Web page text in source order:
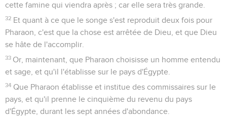
cette famine qui viendra après ; car elle sera très grande.
32 Et quant à ce que le songe s'est reproduit deux fois pour
Pharaon, c'est que la chose est arrêtée de Dieu, et que Dieu
se hâte de l'accomplir.
33 Or, maintenant, que Pharaon choisisse un homme entendu
et sage, et qu'il l'établisse sur le pays d'Égypte.
34 Que Pharaon établisse et institue des commissaires sur le
pays, et qu'il prenne le cinquième du revenu du pays
d'Égypte, durant les sept années d'abondance.